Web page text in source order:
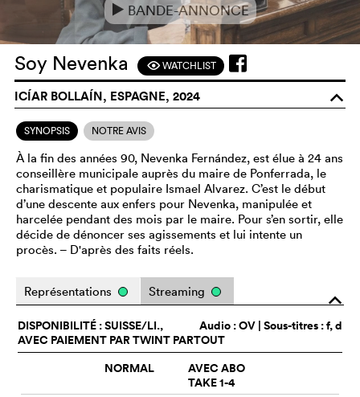
e BANDE-ANNONCE
Soy Nevenka FWATCHLIST
ICÍAR BOLLAÍN, ESPAGNE, 2024 o
SYNOPSIS NOTRE AVIS
À la fin des années 90, Nevenka Fernández, est élue à 24 ans
conseillère municipale auprès du maire de Ponferrada, le
charismatique et populaire Ismael Alvarez. C’est le début
d’une descente aux enfers pour Nevenka, manipulée et
harcelée pendant des mois par le maire. Pour s’en sortir, elle
décide de dénoncer ses agissements et lui intente un
procès. – D'après des faits réels.
o
Représentations Streaming
Audio :OV | Sous-titres : f, d
DISPONIBILITÉ : SUISSE/LI.,
AVEC PAIEMENT PAR TWINT PARTOUT
NORMAL
AVEC ABO
TAKE 1-4